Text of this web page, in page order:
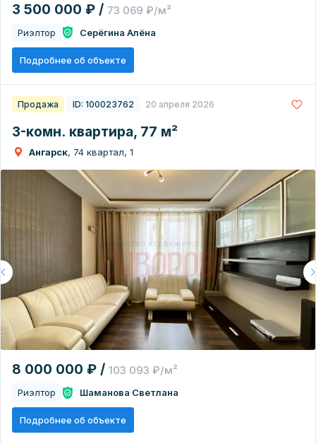
3 500 000 ₽ / 73 069 ₽/м²
Риэлтор Серёгина Алёна
Подробнее об объекте
Продажа ID: 100023762 20 апреля 2026
3-комн. квартира, 77 м²
Ангарск, 74 квартал, 1
8 000 000 ₽ / 103 093 ₽/м²
Риэлтор Шаманова Светлана
Подробнее об объекте